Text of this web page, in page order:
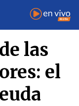
las
el